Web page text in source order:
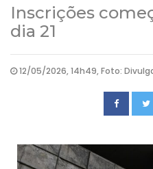
Inscrições
dia 21
12/05/2026, 14h49, Foto: